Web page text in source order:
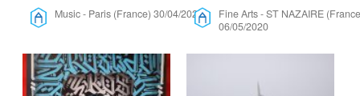
Music- Paris (France) 30/04/2020 Fine Arts-ST NAZAIRE
06/05/2020